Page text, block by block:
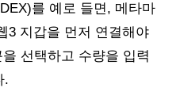
를 예로 들면, 메타마
3 지갑을 먼저 연결해야
선택하고 수량을 입력
.